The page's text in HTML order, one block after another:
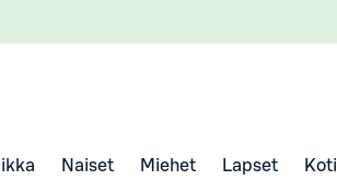
Naiset Miehet Lapset Koti